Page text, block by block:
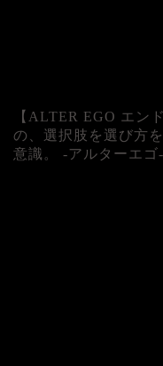
【ALTER EGO エン
の、選択肢を選び方
意識。 -アルターエゴ-